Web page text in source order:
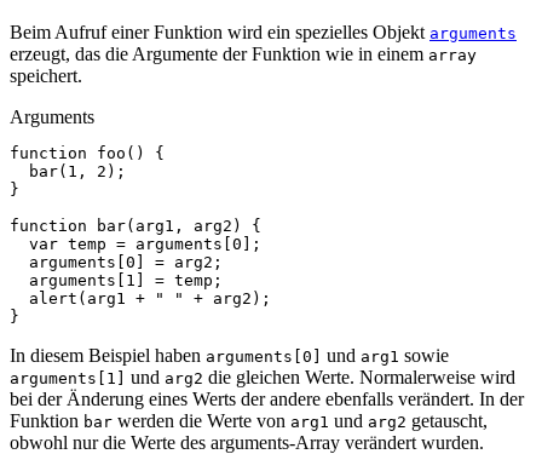
Beim Aufruf einer Funktion wird ein spezielles Objekt arguments
erzeugt, das die Argumente der Funktion wie in einem array
speichert.
Arguments
function foo ()
{
bar( 1 , 2 );
}
function
bar( arg1 , arg2 )
{
var temp = arguments 0 ];
arguments 0 = arg2 ;
arguments
1 = temp ;
alert ( arg1 + " " + arg2 );
}
In diesem Beispiel haben arguments[0] und arg1 sowie
arguments[1] und arg2 die gleichen Werte. Normalerweise wird
bei der Änderung eines Werts der andere ebenfalls verändert. In der
Funktion bar werden die Werte von arg1 und arg2 getauscht,
obwohl nur die Werte des arguments-Array verändert wurden.